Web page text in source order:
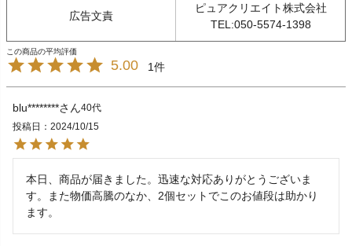
広告文責
ピュアクリエイト株式会社
TEL:050-5574-1398
5.00 1
blu********
40代
投稿日
2024/10/15
本日、商品が届きました。迅速な対応ありがとうございま
す。また物価高騰のなか、2個セットでこのお値段は助かり
ます。